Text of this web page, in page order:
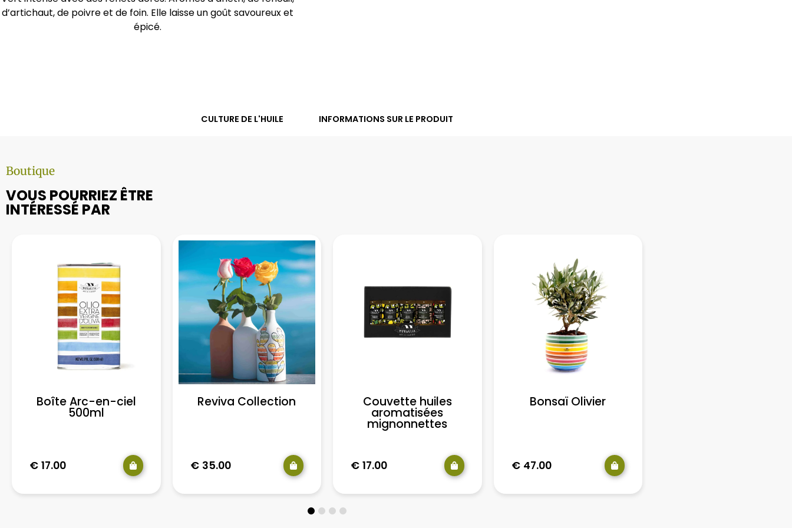
d’artichaut, de poivre et de foin. Elle laisse un goût savoureux et
épicé.
CULTURE DE L'HUILE INFORMATIONS SUR LE PRODUIT
Boutique
VOUS POURRIEZ ÊTRE
INTÉRESSÉ PAR
Boîte Arc-en-ciel
500ml
€ 17.00
Reviva Collection
€ 35.00
Couvette huiles
aromatisées
mignonnettes
€ 17.00
Bonsaï Olivier
€ 47.00